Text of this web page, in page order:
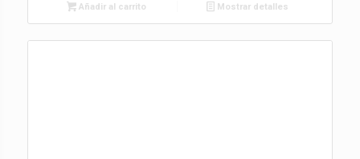
Añadir al carrito Mostrar detalles